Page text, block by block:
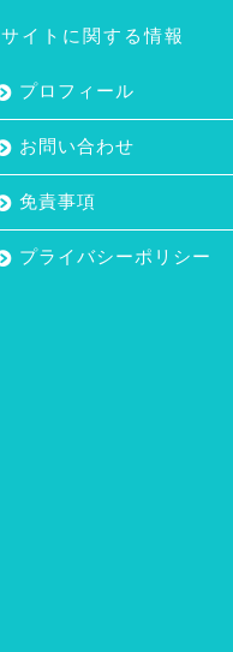
サイトに関する情報
プロフィール
お問い合わせ
免責事項
プライバシーポリシー